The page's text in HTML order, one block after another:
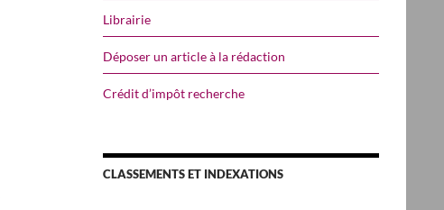
Librairie
Déposer un article à la rédaction
Crédit d’impôt recherche
CLASSEMENTS ET INDEXATIONS